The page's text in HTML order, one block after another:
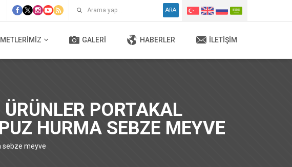
ARA
GALERI HABERLER İLETIŞIM
PORTAKAL
HURMA SEBZE MEYVE
sebze meyve